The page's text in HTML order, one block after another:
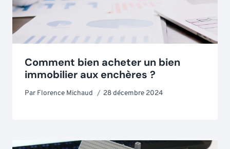
Comment bien acheter un bien
immobilier aux enchères ?
Par Florence Michaud 28 décembre 2024